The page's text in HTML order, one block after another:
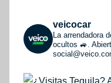
veicocar
La arrendadora
ocultos 🚙.